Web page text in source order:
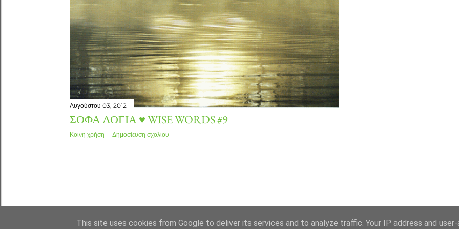
Αυγούστου 03, 2012
ΣΟΦΆ ΛΌΓΙΑ ♥ WISE WORDS #9
Κοινή χρήση Δημοσίευση σχολίου
This site uses cookies from Google to deliver its services and to analyze traffic. Your IP address and